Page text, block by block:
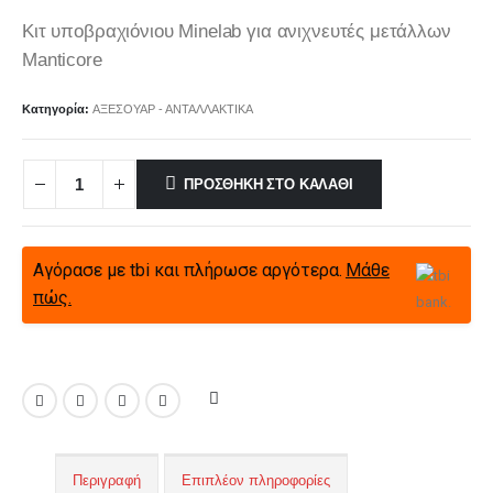
Κιτ υποβραχιόνιου Minelab για ανιχνευτές μετάλλων
Manticore
Κατηγορία: ΑΞΕΣΟΥΑΡ - ΑΝΤΑΛΛΑΚΤΙΚΑ
ΠΡΟΣΘΉΚΗ ΣΤΟ ΚΑΛΆΘΙ
Αγόρασε με tbi και πλήρωσε αργότερα. Μάθε
πώς.
Περιγραφή Επιπλέον πληροφορίες